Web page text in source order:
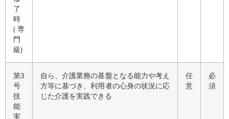
了
時
(専
門
級)
第3
号
技
能
実
自ら、介護業務の基盤となる能力や考え
方等に基づき、利用者の心身の状況に応
じた介護を実践できる
任
意
必
須